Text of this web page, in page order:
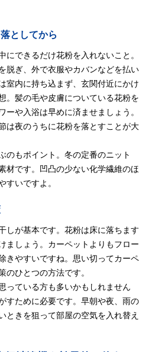
としてから
にできるだけ花粉を入れないこと。
脱ぎ、外で衣服やカバンなどを払い
室内に持ち込まず、玄関付近にかけ
。髪の毛や皮膚についている花粉を
ーや入浴は早めに済ませましょう。
は夜のうちに花粉を落とすことが大
のもポイント。冬の定番のニット
材です。凹凸の少ない化学繊維のほ
すいですよ。
しが基本です。花粉は床に落ちます
ましょう。カーペットよりもフロー
きやすいですね。思い切ってカーペ
のひとつの方法です。
っている方も多いかもしれません
すために必要です。早朝や夜、雨の
ときを狙って部屋の空気を入れ替え